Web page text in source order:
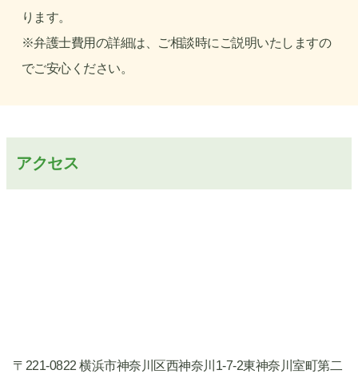
ります。
※弁護士費用の詳細は、ご相談時にご説明いたしますの
でご安心ください。
アクセス
〒221-0822 横浜市神奈川区西神奈川1-7-2東神奈川室町第二